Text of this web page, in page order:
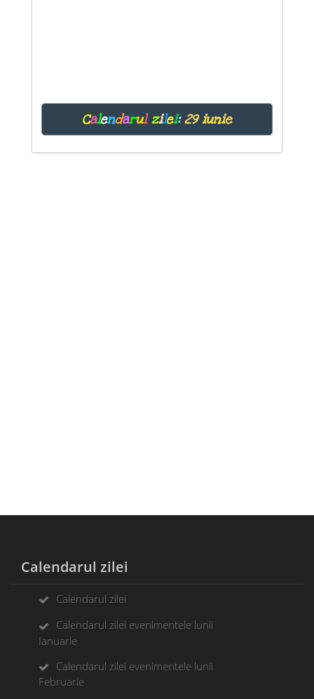
Calendarul zilei: 29 iunie
Calendarul zilei
Calendarul zilei
Calendarul zilei evenimentele lunii
Ianuarie
Calendarul zilei evenimentele lunii
Februarie